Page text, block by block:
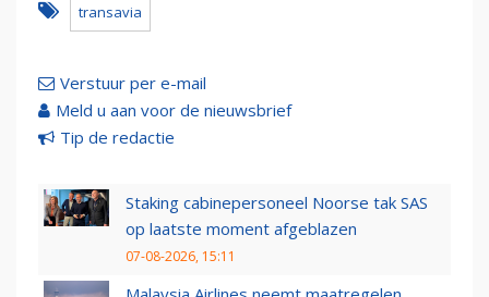
transavia
Verstuur per e-mail
Meld u aan voor de nieuwsbrief
Tip de redactie
Staking cabinepersoneel Noorse tak SAS
op laatste moment afgeblazen
07-08-2026, 15:11